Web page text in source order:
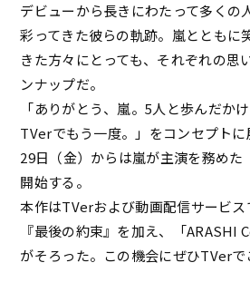
デビューから長きにわたって多くの
彩ってきた彼らの軌跡。嵐とともに
きた方々にとっても、それぞれの思
ンナップだ。
「ありがとう、嵐。5人と歩んだか
TVerでもう一度。」をコンセプト
29日（金）からは嵐が主演を務めた
開始する。
本作はTVerおよび動画配信サービス
『最後の約束』を加え、「
がそろった。この機会にぜひTVerで